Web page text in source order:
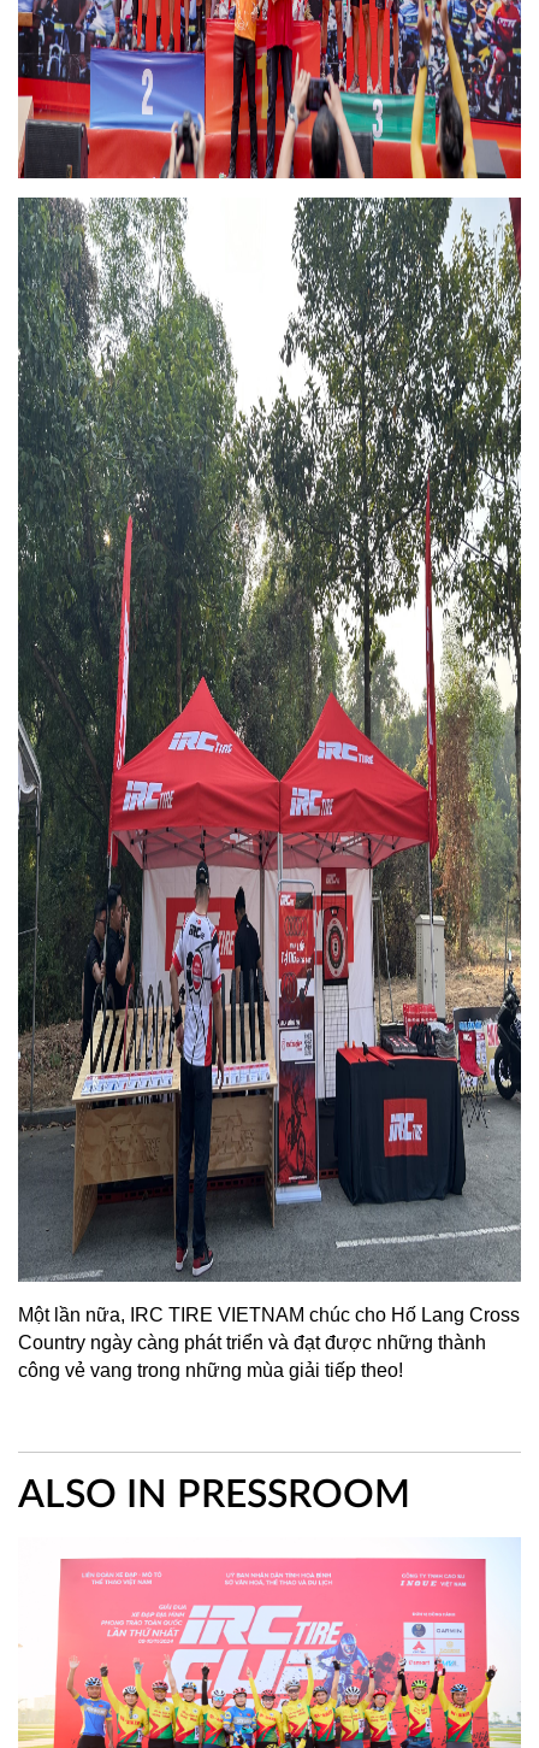
Một lần nữa, IRC TIRE VIETNAM chúc cho Hố Lang Cross
Country ngày càng phát triển và đạt được những thành
công vẻ vang trong những mùa giải tiếp theo!
ALSO IN PRESSROOM